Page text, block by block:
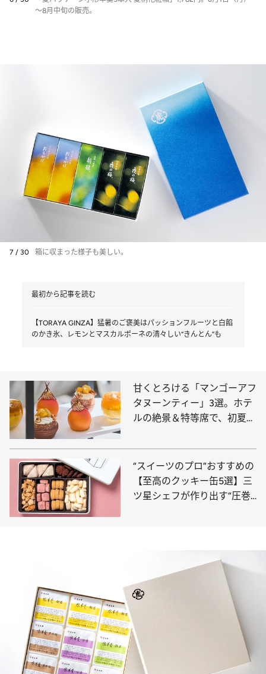
～8月中旬の販売。
7 / 30 箱に収まった様子も美しい。
最初から記事を読む
【TORAYA GINZA】猛暑のご褒美はパッションフルーツと白餡
のかき氷、レモンとマスカルポーネの清々しい“きんとん”も
甘くとろける「マンゴーアフ
タヌーンティー」3選。ホテ
ルの絶景＆特等席で、初夏の
のティータイムを！
“スイーツのプロ”おすすめの
【至高のクッキー缶5選】三
ツ星シェフが作り出す“圧巻